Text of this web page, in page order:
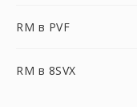
RM в PVF
RM в 8SVX